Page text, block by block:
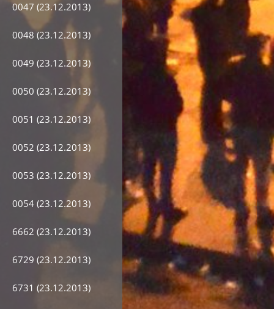
0047 (23.12.2013)
0048 (23.12.2013)
0049 (23.12.2013)
0050 (23.12.2013)
0051 (23.12.2013)
0052 (23.12.2013)
0053 (23.12.2013)
0054 (23.12.2013)
6662 (23.12.2013)
6729 (23.12.2013)
6731 (23.12.2013)